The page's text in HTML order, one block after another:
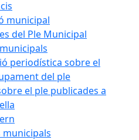
municipal
del Ple Municipal
periodística sobre el
del ple
el ple publicades a
municipals